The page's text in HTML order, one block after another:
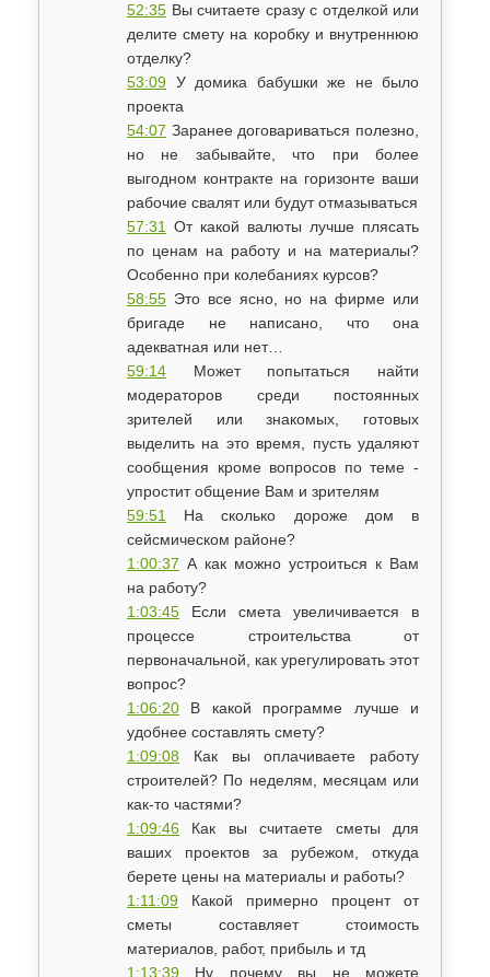
52:35 Вы считаете сразу с отделкой или
делите смету на коробку и внутреннюю
отделку?
53:09 У домика бабушки же не было
проекта
54:07 ​Заранее договариваться полезно,
но не забывайте, что при более
выгодном контракте на горизонте ваши
рабочие свалят или будут отмазываться
57:31
​От какой валюты лучше плясать
по ценам на работу и на материалы?
Особенно при колебаниях курсов?
58:55 Это все ясно, но на фирме или
бригаде не написано, что она
адекватная или нет…
59:14 Может попытаться найти
модераторов среди постоянных
зрителей или знакомых, готовых
выделить на это время, пусть удаляют
сообщения кроме вопросов по теме -
упростит общение Вам и зрителям
59:51
На сколько дороже дом в
сейсмическом районе?
1:00:37 А как можно устроиться к Вам
на работу?
1:03:45 Если смета увеличивается в
процессе строительства от
первоначальной, как урегулировать этот
вопрос?
1:06:20 В какой программе лучше и
удобнее составлять смету?
1:09:08 Как вы оплачиваете работу
строителей? По неделям, месяцам или
как-то частями?
1:09:46 Как вы считаете сметы для
ваших проектов за рубежом, откуда
берете цены на материалы и работы?
1:11:09 Какой примерно процент от
сметы составляет стоимость
материалов, работ, прибыль и тд
1:13:39 Ну почему вы не можете